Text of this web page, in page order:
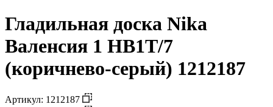
Гладильная доска Nika
Валенсия 1 НВ1Т/7
(коричнево-серый) 1212187
Артикул: 1212187